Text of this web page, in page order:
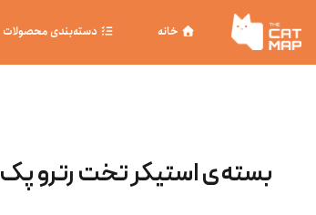
خانه دسته‌بندی محصولات
بسته‌ی استیکر تخت رترو پک ۲